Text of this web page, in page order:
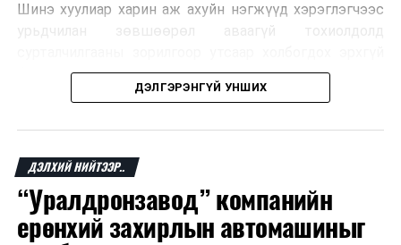
Шинэ хуулиар харин аж ахуйн нэгжүүд хэрэглэгчээс
урьдчилан зөвшөөрөл аваагүй тохиолдолд
болно. Иргэн өгсөн зөвшөөрлөө хүссэн үедээ цуцлах
Францын эрх баригчдын тооцоолсноор тус улсын
иргэдийн дөрөвний гурав орчим нь долоо хоног бүр
дор хаяж нэг удаа хүсээгүй сурталчилгааны дуудлага
хүлээн авдаг бөгөөд олон хүн үүнээс ч олон
дуудлагад өртдөг байна. Хэрэглэгчийн эрхийг
ДЭЛГЭРЭНГҮЙ УНШИХ
ДЭЛХИЙ НИЙТЭЭР..
“Уралдронзавод” компанийн
ерөнхий захирлын автомашиныг